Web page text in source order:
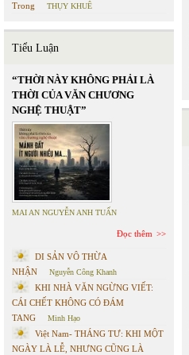
Trong
THỤY KHUÊ
Tiểu Luận
“THỜI NÀY KHÔNG PHẢI LÀ
THỜI CỦA VĂN CHƯƠNG
NGHỆ THUẬT”
MAI AN NGUYỄN ANH TUẤN
Đọc thêm
DI SẢN VÔ THỪA
NHẬN
Nguyễn Công Khanh
KHI NHÀ VĂN NGỪNG VIẾT:
CÁI CHẾT KHÔNG CÓ ĐÁM
TANG
Minh Hạo
Việt Nam- THÁNG TƯ: KHI MỘT
NGÀY LÀ LỄ, NHƯNG CŨNG LÀ